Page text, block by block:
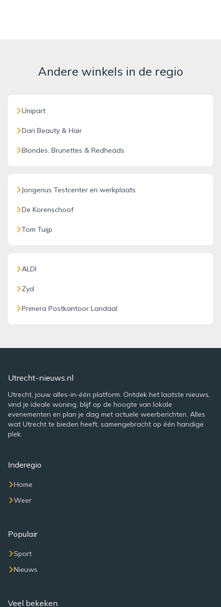
Andere winkels in de regio
Unipart
Dari Beauty & Hair
Blondes, Brunettes & Redheads
Jongerius Testcenter en werkplaats
De Korenschoof
Tom Tuijp
ALDI
Zyd
Primera Postkantoor Landaal
Utrecht-nieuws.nl
Utrecht, jouw alles-in-één platform. Ontdek het laatste nieuws,
vind je ideale woning, blijf op de hoogte van lokale
evenementen en plan je dag met actuele weerberichten. Alles
wat Utrecht te bieden heeft, samengebracht op één handige
plek.
Inderegio
Home
Weer
Populair
Sport
Nieuws
Veel bekeken